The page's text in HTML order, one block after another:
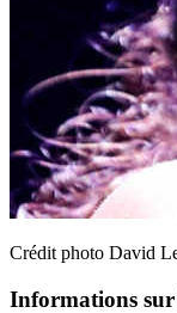
Crédit photo David
Informations sur